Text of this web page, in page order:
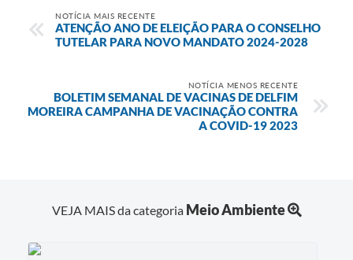
NOTÍCIA MAIS RECENTE
ATENÇÃO ANO DE ELEIÇÃO PARA O CONSELHO
TUTELAR PARA NOVO MANDATO 2024-2028
NOTÍCIA MENOS RECENTE
BOLETIM SEMANAL DE VACINAS DE DELFIM
MOREIRA CAMPANHA DE VACINAÇÃO CONTRA
A COVID-19 2023
VEJA MAIS da categoria Meio Ambiente